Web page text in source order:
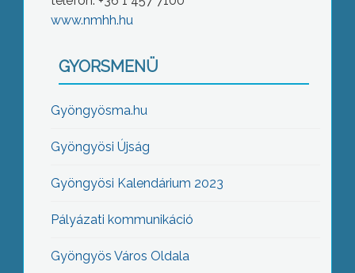
www.nmhh.hu
GYORSMENÜ
Gyöngyösma.hu
Gyöngyösi Újság
Gyöngyösi Kalendárium 2023
Pályázati kommunikáció
Gyöngyös Város Oldala